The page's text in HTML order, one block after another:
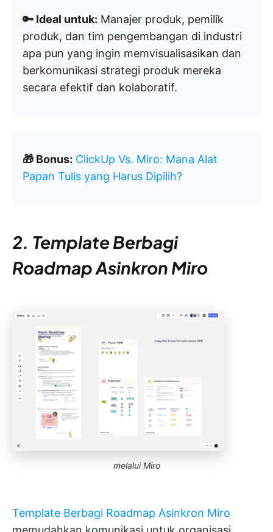
🔑 Ideal untuk: Manajer produk, pemilik
produk, dan tim pengembangan di industri
apa pun yang ingin memvisualisasikan dan
berkomunikasi strategi produk mereka
secara efektif dan kolaboratif.
🎁 Bonus: ClickUp Vs. Miro: Mana Alat
Papan Tulis yang Harus Dipilih?
2. Template Berbagi
Roadmap Asinkron Miro
melalui Miro
Template Berbagi Roadmap Asinkron Miro